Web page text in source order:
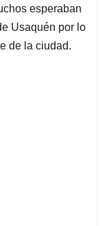
esperaban
Usaquén por lo
de la ciudad.